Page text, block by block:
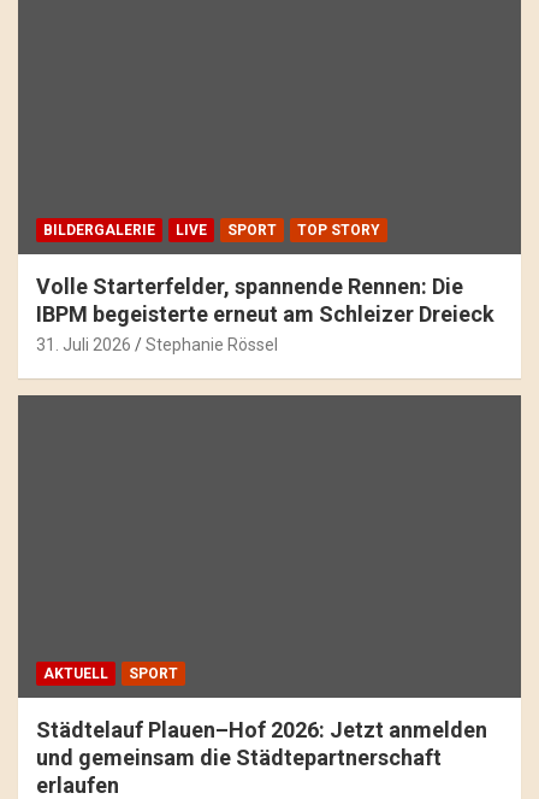
BILDERGALERIE LIVE SPORT TOP STORY
Volle Starterfelder, spannende Rennen: Die
IBPM begeisterte erneut am Schleizer Dreieck
31. Juli 2026 Stephanie Rössel
AKTUELL SPORT
Städtelauf Plauen–Hof 2026: Jetzt anmelden
und gemeinsam die Städtepartnerschaft
erlaufen